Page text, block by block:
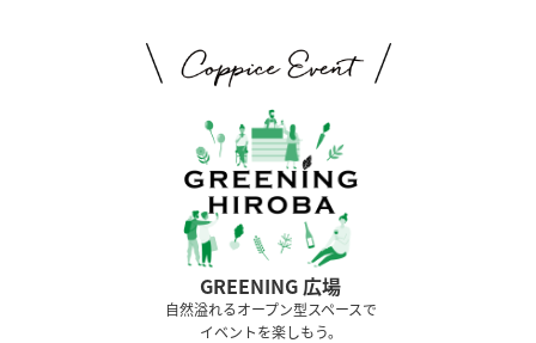
GREENING 広場
⾃然溢れるオープン型スペースで
イベントを楽しもう。